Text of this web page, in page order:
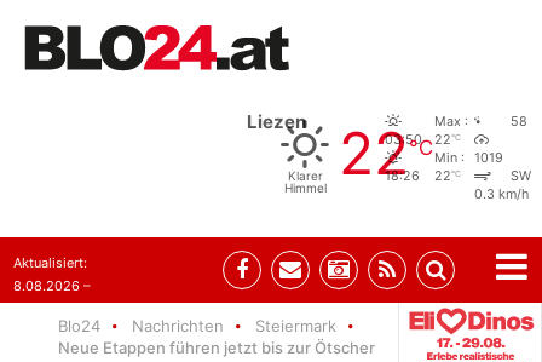
Liezen
Klarer
Himmel
22°C
03:50
18:26
Max :
22°C
Min :
22°C
58
1019
SW
0.3 km/h
Aktualisiert:
8.08.2026 –
Blo24 Nachrichten
Steiermark
Neue Etappen führen jetzt bis zur Ötscher